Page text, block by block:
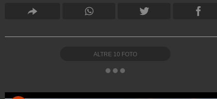
ALTRE 10 FOTO